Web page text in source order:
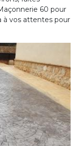
60 pour
à vos attentes pour